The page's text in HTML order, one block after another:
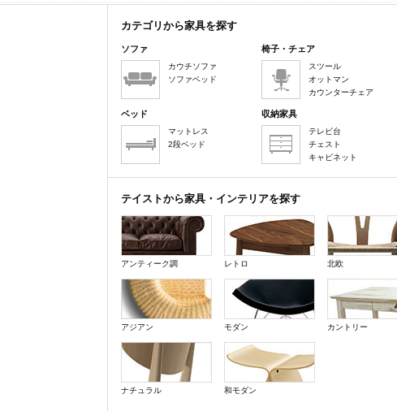
カテゴリから家具を探す
ソファ
カウチソファ
ソファベッド
椅子・チェア
スツール
オットマン
カウンターチェア
ベッド
マットレス
2段ベッド
収納家具
テレビ台
チェスト
キャビネット
テイストから家具・インテリアを探す
アンティーク調 レトロ 北欧
アジアン モダン カントリー
ナチュラル 和モダン